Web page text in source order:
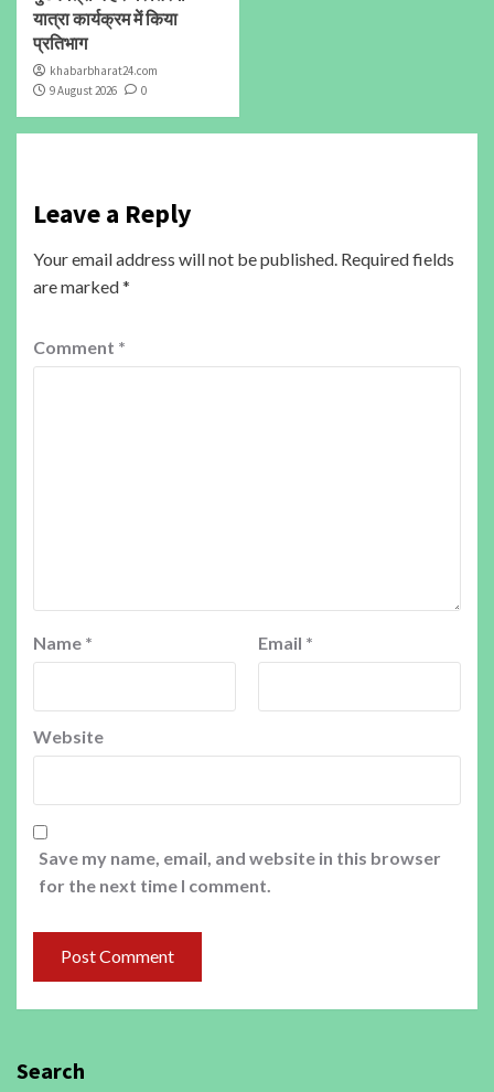
यात्रा कार्यक्रम में किया
प्रतिभाग
khabarbharat24.com
9 August 2026
0
Leave a Reply
Your email address will not be published. Required fields
are marked*
Comment *
Name * Email *
Website
Save my name, email, and website in this browser
for the next time I comment.
Search